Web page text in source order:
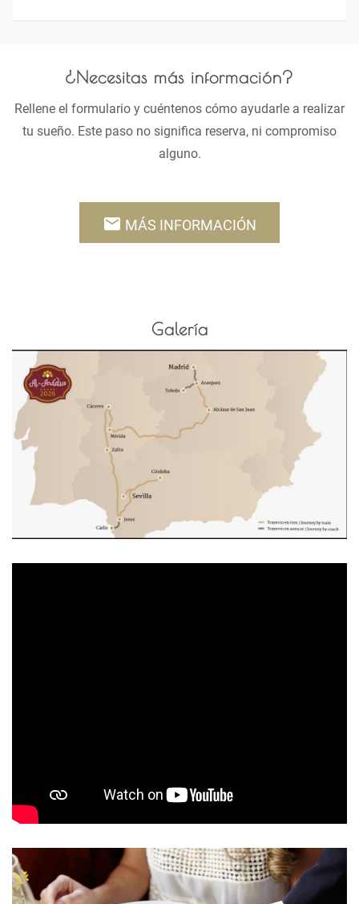
¿Necesitas más información?
Rellene el formulario y cuéntenos cómo ayudarle a realizar
tu sueño. Este paso no significa reserva, ni compromiso
alguno.
email MÁS INFORMACIÓN
Galería